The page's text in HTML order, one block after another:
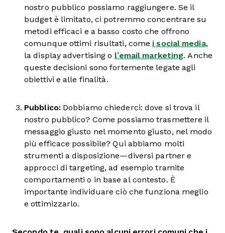
nostro pubblico possiamo raggiungere. Se il
budget è limitato, ci potremmo concentrare su
metodi efficaci e a basso costo che offrono
comunque ottimi risultati, come i social media,
la display advertising o l’email marketing. Anche
queste decisioni sono fortemente legate agli
obiettivi e alle finalità.
Pubblico:Dobbiamo chiederci: dove si trova il
nostro pubblico? Come possiamo trasmettere il
messaggio giusto nel momento giusto, nel modo
più efficace possibile? Qui abbiamo molti
strumenti a disposizione—diversi partner e
approcci di targeting, ad esempio tramite
comportamenti o in base al contesto. È
importante individuare ciò che funziona meglio
e ottimizzarlo.